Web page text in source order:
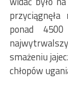
ponad
smażeniu
chłopów